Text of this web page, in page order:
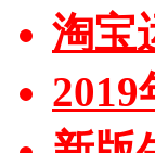
淘宝
2019